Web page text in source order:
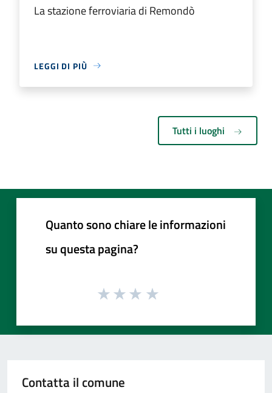
La stazione ferroviaria di Remondò
LEGGI DI PIÙ
Tutti i luoghi
Quanto sono chiare le informazioni
su questa pagina?
Contatta il comune